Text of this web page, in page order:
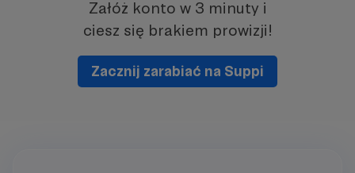
Załóż konto w 3 minuty i
ciesz się brakiem prowizji!
Zacznij zarabiać na Suppi